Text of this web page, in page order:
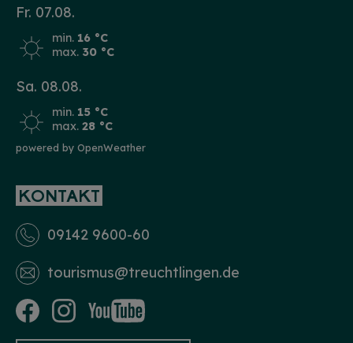
Fr. 07.08.
min. 16 °C
max. 30 °C
Sa. 08.08.
min. 15 °C
max. 28 °C
powered by OpenWeather
KONTAKT
09142 9600-60
tourismus­@treuchtlingen.de